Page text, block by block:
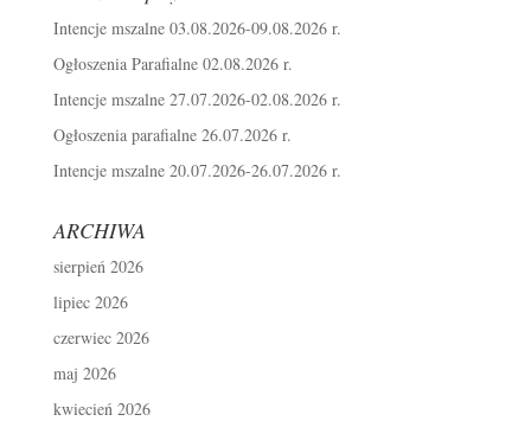
Intencje mszalne 03.08.2026-09.08.2026 r.
Ogłoszenia Parafialne 02.08.2026 r.
Intencje mszalne 27.07.2026-02.08.2026 r.
Ogłoszenia parafialne 26.07.2026 r.
Intencje mszalne 20.07.2026-26.07.2026 r.
ARCHIWA
sierpień 2026
lipiec 2026
czerwiec 2026
maj 2026
kwiecień 2026